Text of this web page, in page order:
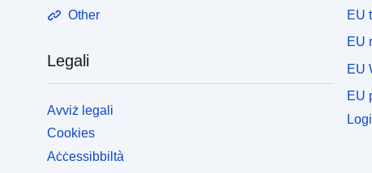
Other
Legali
Avviż legali
Cookies
Aċċessibbiltà
EU
EU
EU
EU